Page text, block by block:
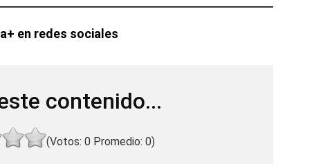
en redes sociales
contenido...
(Votos: 0Promedio: 0)